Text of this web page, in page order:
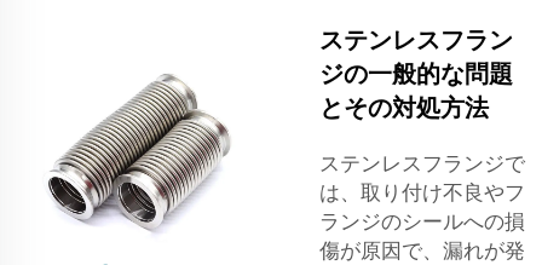
ステンレスフラン
ジの一般的な問題
とその対処方法
ステンレスフランジで
は、取り付け不良やフ
ランジのシールへの損
傷が原因で、漏れが発